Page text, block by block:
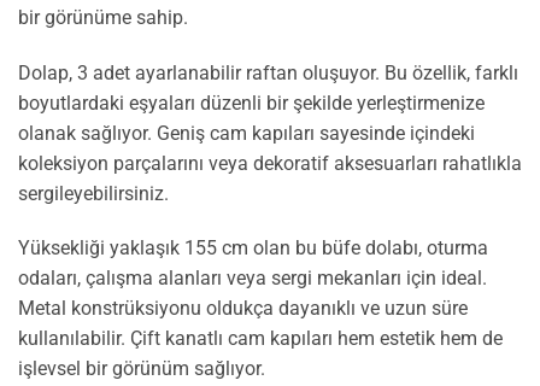
bir görünüme sahip.
Dolap, 3 adet ayarlanabilir raftan oluşuyor. Bu özellik, farklı
boyutlardaki eşyaları düzenli bir şekilde yerleştirmenize
olanak sağlıyor. Geniş cam kapıları sayesinde içindeki
koleksiyon parçalarını veya dekoratif aksesuarları rahatlıkla
sergileyebilirsiniz.
Yüksekliği yaklaşık 155 cm olan bu büfe dolabı, oturma
odaları, çalışma alanları veya sergi mekanları için ideal.
Metal konstrüksiyonu oldukça dayanıklı ve uzun süre
kullanılabilir. Çift kanatlı cam kapıları hem estetik hem de
işlevsel bir görünüm sağlıyor.